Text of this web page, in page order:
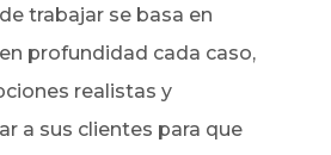
trabajar se basa en
profundidad cada caso,
realistas y
a sus clientes para que